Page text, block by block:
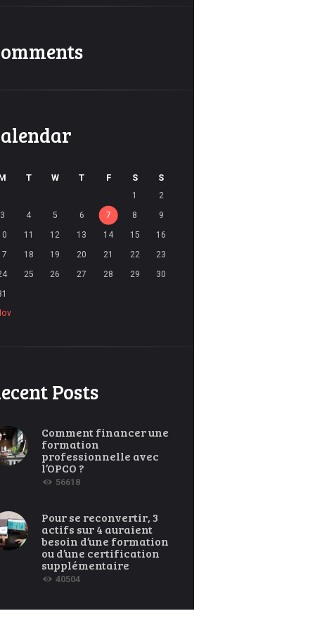
T W T F S S
1
2
3
4 5 6 7 8
9
11 12 13 14 15
16
18 19 20 21 22
23
25 26 27 28 29
30
Posts
Comment financer une
formation
professionnelle avec
l’OPCO ?
56618
Pour se reconvertir, 3
actifs sur 4 auraient
besoin d’une formation
ou d’une certification
supplémentaire
40504